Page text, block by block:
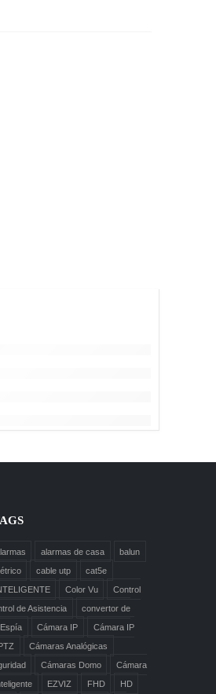
alarmas de casa
balun
cable utp
cat5e
Color Vu
Control
de Asistencia
convertor de
Cámara IP
Cámara IP
Cámaras Analógicas
Cámaras Domo
Cámara
EZVIZ FHD HD